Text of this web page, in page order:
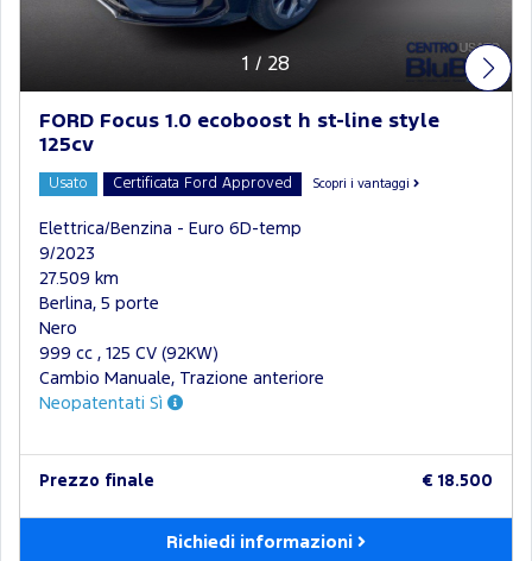
1 / 28
FORD Focus 1.0 ecoboost h st-line style
125cv
Usato Certificata Ford Approved Scopri i vantaggi
Elettrica/Benzina - Euro 6D-temp
9/2023
27.509 km
Berlina, 5 porte
Nero
999 cc , 125 CV (92KW)
Cambio Manuale, Trazione anteriore
Neopatentati Sì
Prezzo finale € 18.500
Richiedi informazioni